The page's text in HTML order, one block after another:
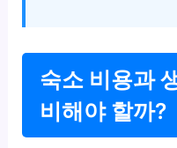
숙소 비용과
비해야 할까?